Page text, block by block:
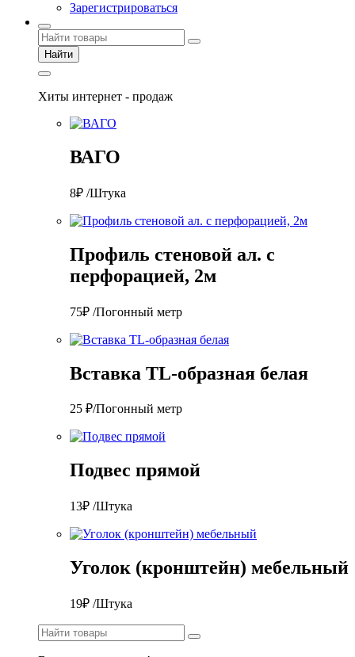
Зарегистрироваться
Найти
Хиты интернет - продаж
ВАГО
8₽ /Штука
Профиль стеновой ал. с
перфорацией, 2м
75₽ /Погонный метр
Вставка TL-образная белая
25 ₽/Погонный метр
Подвес прямой
13₽ /Штука
Уголок (кронштейн) мебельный
19₽ /Штука